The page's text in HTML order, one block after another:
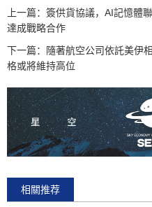
上一篇： 簽供貨協議，AI記憶體
達成戰略合作
下一篇：
隨著航空公司依託美伊
格或將維持高位
相關推荐